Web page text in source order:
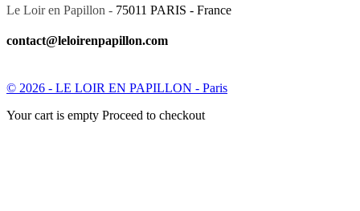
Le Loir en Papillon - 75011 PARIS - France
contact@leloirenpapillon.com
© 2026 - LE LOIR EN PAPILLON - Paris
Your cart is empty Proceed to checkout